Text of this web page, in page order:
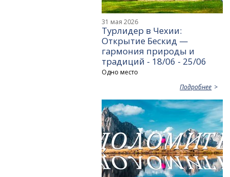
31 мая 2026
Турлидер в Чехии:
Открытие Бескид —
гармония природы и
традиций - 18/06 - 25/06
Одно место
Подробнее